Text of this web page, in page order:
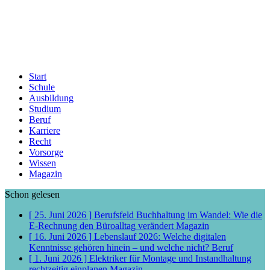
Start
Schule
Ausbildung
Studium
Beruf
Karriere
Recht
Vorsorge
Wissen
Magazin
Schon gelesen
[ 25. Juni 2026 ] Berufsfeld Buchhaltung im Wandel: Wie die
E-Rechnung den Büroalltag verändert Magazin
[ 16. Juni 2026 ] Lebenslauf 2026: Welche digitalen
Kenntnisse gehören hinein – und welche nicht? Beruf
[ 1. Juni 2026 ] Elektriker für Montage und Instandhaltung